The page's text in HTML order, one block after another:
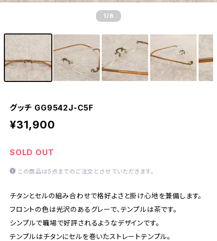
1 /6
グッチ GG9542J-C5F
¥31,900
SOLD OUT
この商品は5点までのご注文とさせていただきます。
チタンとセルの組み合わせで格好よさと掛け心地を兼備します。
フロントの色は光沢のあるグレーで、テンプルは茶です。
シンプルで職場で好評されるようなデザインです。
テンプルはチタンにセルを巻いたストレートテンプル。